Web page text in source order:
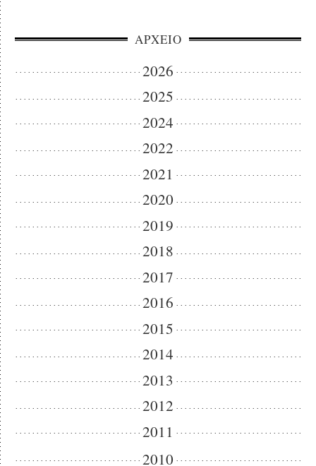
ΑΡΧΕΙΟ
2026
2025
2024
2022
2021
2020
2019
2018
2017
2016
2015
2014
2013
2012
2011
2010